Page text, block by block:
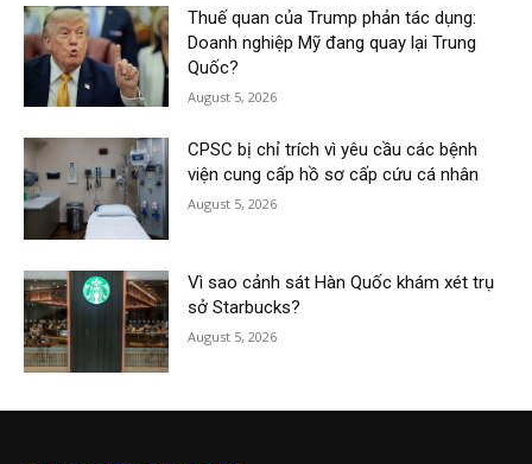
Thuế quan của Trump phản tác dụng:
Doanh nghiệp Mỹ đang quay lại Trung
Quốc?
August 5, 2026
CPSC bị chỉ trích vì yêu cầu các bệnh
viện cung cấp hồ sơ cấp cứu cá nhân
August 5, 2026
Vì sao cảnh sát Hàn Quốc khám xét trụ
sở Starbucks?
August 5, 2026